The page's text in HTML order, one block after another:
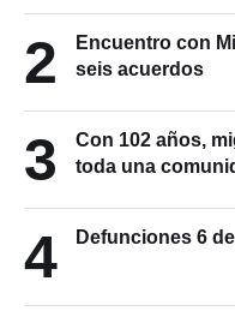
2
Encuentro con
seis acuerdos
3
Con 102 años,
toda una
4 Defunciones 6